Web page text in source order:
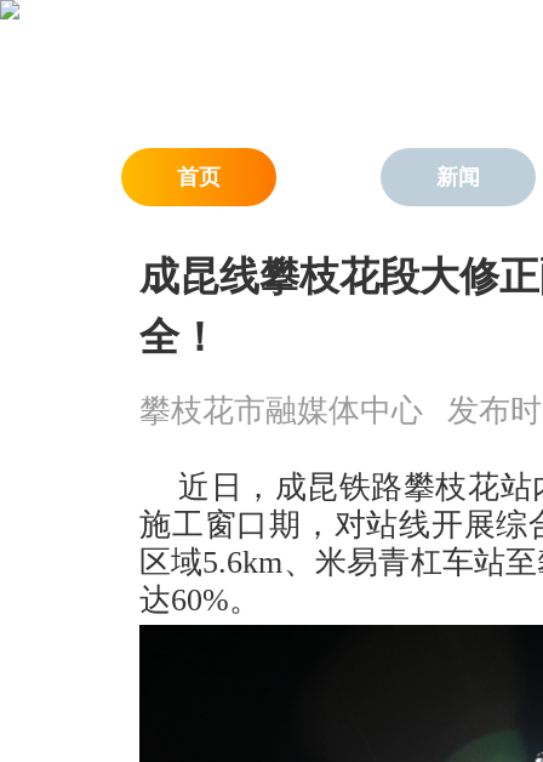
首页 新闻
成昆线攀枝花段大修
全！
攀枝花市融媒体中心 发布
近日，成昆铁路攀枝花
施工窗口期，对站线开展
区域5.6km、米易青杠车站
达60%。